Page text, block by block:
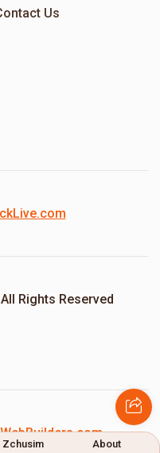
Us
Rights Reserved
Zchusim About